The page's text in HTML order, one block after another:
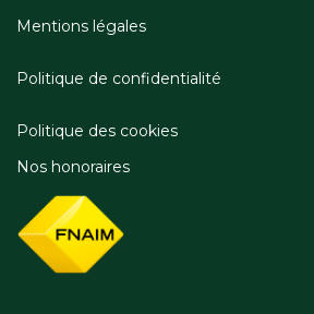
Mentions légales
Politique de confidentialité
Politique des cookies
Nos honoraires